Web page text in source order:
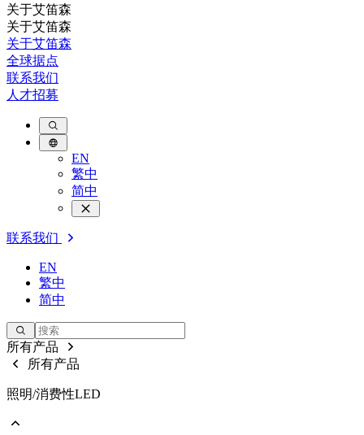
关于艾笛森
关于艾笛森
关于艾笛森
全球据点
联系我们
人才招募
EN
繁中
简中
联系我们
EN
繁中
简中
所有产品
所有产品
照明/消费性LED